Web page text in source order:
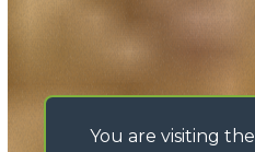
You are visiting the